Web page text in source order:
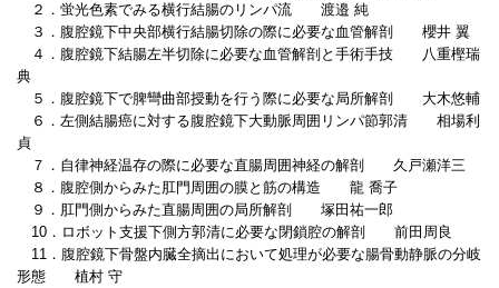
２．蛍光色素でみる横行結腸のリンパ流 渡邉 純
３．腹腔鏡下中央部横行結腸切除の際に必要な血管解剖 櫻井 翼
４．腹腔鏡下結腸左半切除に必要な血管解剖と手術手技 八重樫瑞
典
５．腹腔鏡下で脾彎曲部授動を行う際に必要な局所解剖 大木悠輔
６．左側結腸癌に対する腹腔鏡下大動脈周囲リンパ節郭清 相場利
貞
７．自律神経温存の際に必要な直腸周囲神経の解剖 久戸瀬洋三
８．腹腔側からみた肛門周囲の膜と筋の構造 龍 喬子
９．肛門側からみた直腸周囲の局所解剖 塚田祐一郎
10．ロボット支援下側方郭清に必要な閉鎖腔の解剖 前田周良
11．腹腔鏡下骨盤内臓全摘出において処理が必要な腸骨動静脈の分岐
形態 植村 守